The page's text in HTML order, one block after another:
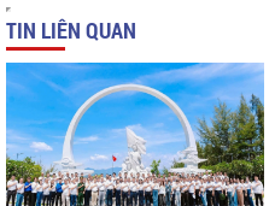
TIN LIÊN QUAN